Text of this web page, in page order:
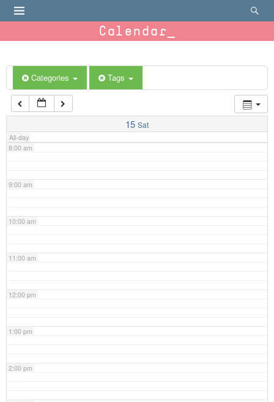
Calendar
Categories Tags
15 Sat
All-day
6:00 am
7:00 am
8:00 am
9:00 am
10:00 am
11:00 am
12:00 pm
1:00 pm
2:00 pm